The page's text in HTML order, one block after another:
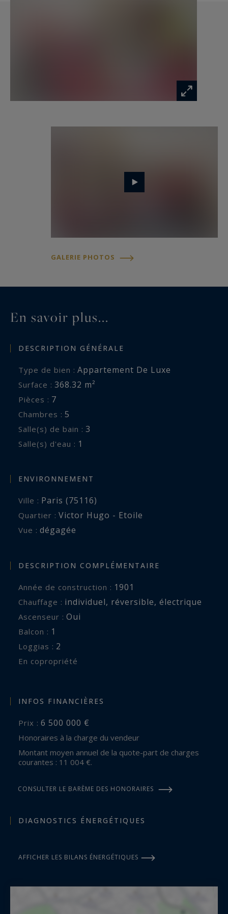
GALERIE PHOTOS
En savoir plus...
DESCRIPTION GÉNÉRALE
Type de bien : Appartement De Luxe
Surface : 368.32 m²
Pièces : 7
Chambres : 5
Salle(s) de bain : 3
Salle(s) d'eau : 1
ENVIRONNEMENT
Ville : Paris (75116)
Quartier : Victor Hugo - Etoile
Vue : dégagée
DESCRIPTION COMPLÉMENTAIRE
Année de construction : 1901
Chauffage : individuel, réversible, électrique
Ascenseur : Oui
balcon : 1
loggias : 2
En copropriété
INFOS FINANCIÈRES
Prix : 6 500 000 €
Honoraires à la charge du vendeur
Montant moyen annuel de la quote-part de charges
courantes : 11 004 €.
CONSULTER LE BARÈME DES HONORAIRES
DIAGNOSTICS ÉNERGÉTIQUES
AFFICHER LES BILANS ÉNERGÉTIQUES